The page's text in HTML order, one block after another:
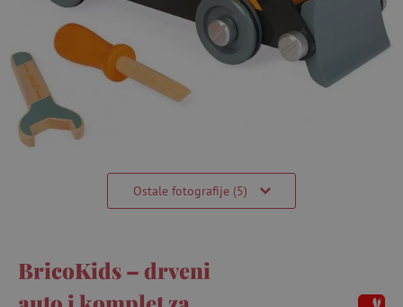
Ostale fotografije (5)
BricoKids – drveni